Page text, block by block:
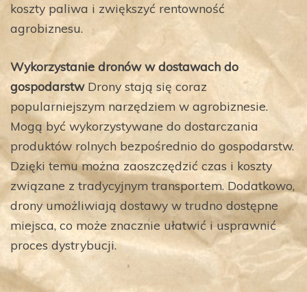
koszty paliwa i zwiększyć rentowność
agrobiznesu.
Wykorzystanie dronów w dostawach do
gospodarstwDrony stają się coraz
popularniejszym narzędziem w agrobiznesie.
Mogą być wykorzystywane do dostarczania
produktów rolnych bezpośrednio do gospodarstw.
Dzięki temu można zaoszczędzić czas i koszty
związane z tradycyjnym transportem. Dodatkowo,
drony umożliwiają dostawy w trudno dostępne
miejsca, co może znacznie ułatwić i usprawnić
proces dystrybucji.